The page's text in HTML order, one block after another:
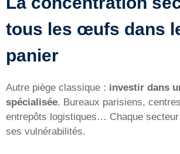
tous les œufs dans
panier
Autre piège classique : investir dans
spécialisée. Bureaux parisiens,
entrepôts logistiques… Chaque
ses vulnérabilités.